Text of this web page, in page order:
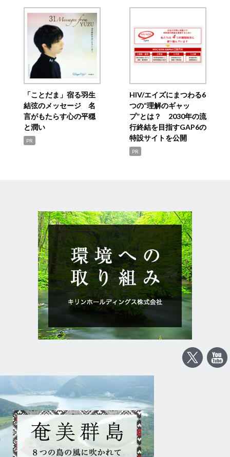
「ことだま」宿る羽生
結弦のメッセージ 名
言がもたらす心の平穏
と潤い
PR
HIV/エイズにまつわる6
つの“理解のギャッ
プ”とは？ 2030年の流
行終結を目指すGAP6の
特設サイトを公開
PR